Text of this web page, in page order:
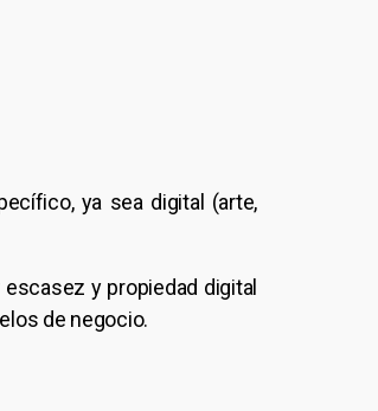
ya sea digital (arte,
y propiedad digital
de negocio.